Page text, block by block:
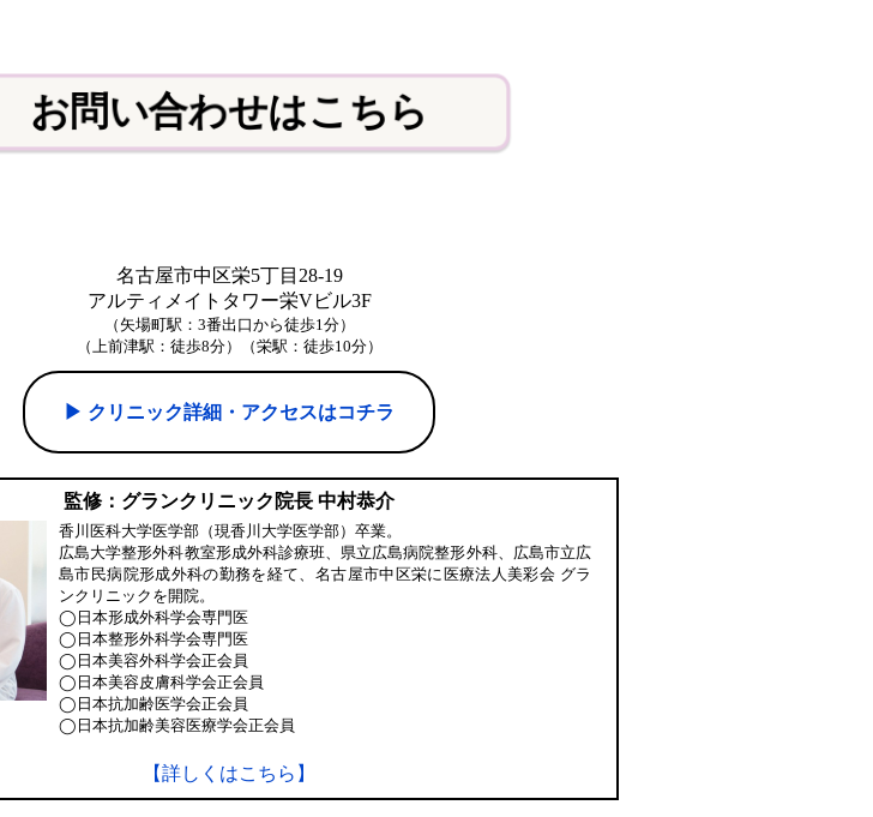
お問い合わせはこちら
名古屋市中区栄5丁目28-19
アルティメイトタワー栄Vビル3F
（矢場町駅：3番出口から徒歩1分）
（上前津駅：徒歩8分）（栄駅：徒歩10分）
▶︎ クリニック詳細・アクセスはコチラ
監修：グランクリニック院長 中村恭介
香川医科大学医学部（現香川大学医学部）卒業。
広島大学整形外科教室形成外科診療班、県立広島病院整形外科、広島市立広
島市民病院形成外科の勤務を経て、名古屋市中区栄に医療法人美彩会 グラ
ンクリニックを開院。
◯日本形成外科学会専門医
◯日本整形外科学会専門医
◯日本美容外科学会正会員
◯日本美容皮膚科学会正会員
◯日本抗加齢医学会正会員
◯日本抗加齢美容医療学会正会員
【詳しくはこちら】